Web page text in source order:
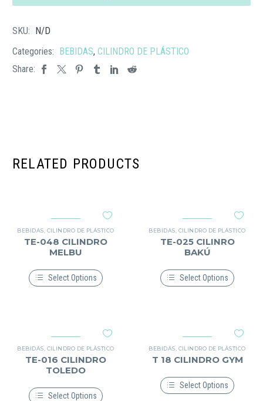
cantidad
SKU: N/D
Categories: BEBIDAS, CILINDRO DE PLÁSTICO
Share:
RELATED PRODUCTS
BEBIDAS CILINDRO DE PLÁSTICO
TE-048 CILINDRO
MELBU
Select Options
Este
Las
opciones
se
pueden
elegir
la
BEBIDAS CILINDRO DE PLÁSTICO
TE-025 CILINRO
BAKÚ
Select Options
Este
Las
opciones
se
pueden
elegir
en
la
BEBIDAS CILINDRO DE PLÁSTICO
TE-016 CILINDRO
TOLEDO
Select Options
BEBIDAS CILINDRO DE PLÁSTICO
T 18 CILINDRO GYM
Select Options
Este